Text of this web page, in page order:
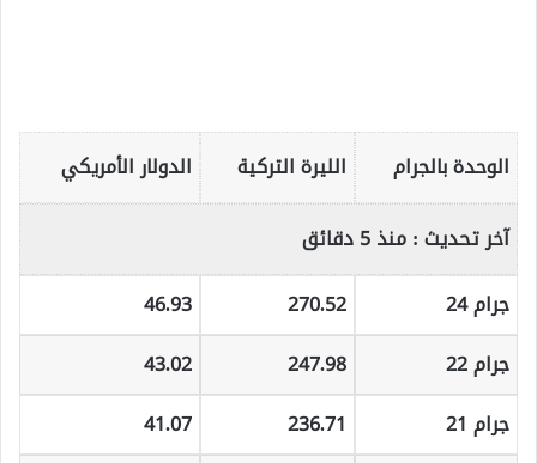
الوحدة بالجرام الليرة التركية
الدولار الأمريكي
آخر تحديث :منذ 5 دقائق
جرام 24
270.52
46.93
جرام 22
247.98
43.02
جرام 21
236.71
41.07